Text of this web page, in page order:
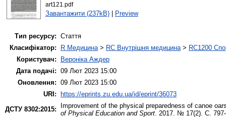
art121.pdf
Завантажити (237kB)| Preview
Тип ресурсу: Стаття
Класифікатор:
R Медицина> RC Внутрішня медицина> RC1200
Користувач:
Вероніка Аждер
Дата подачі: 09 Лют 2023 15:00
Оновлення: 09 Лют 2023 15:00
URI:
https://eprints.zu.edu.ua/id/eprint/36073
ДСТУ 8302:2015:
Improvement of the physical preparedness of canoe
of Physical Education and Sport. 2017. № 17(2). С.